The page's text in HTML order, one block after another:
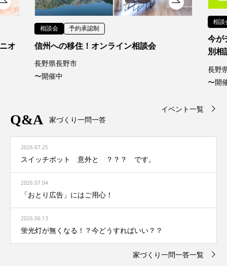
相談会 予約承認制
別相談会
長野県長野市北条町1番地1
〜開催中
イベント一覧
Q&A 家づくり一問一答
2026.07.25
スイッチボット 意外と ？？？ です。
2026.07.04
「おとり広告」にはご用心！
2026.06.13
蛍光灯が無くなる！？今どうすればいい？？
家づくり一問一答一覧